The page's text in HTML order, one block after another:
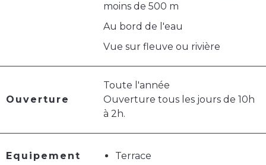
moins de 500 m
Au bord de l'eau
Vue sur fleuve ou rivière
Ouverture
Toute l'année
Ouverture tous les jours de 10h
à 2h.
Equipement Terrace